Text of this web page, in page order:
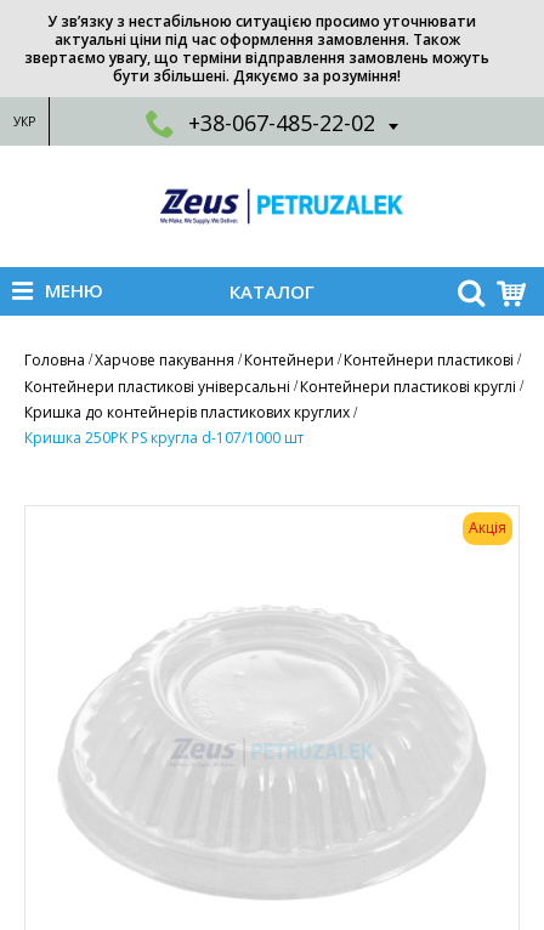
У зв’язку з нестабільною ситуацією просимо уточнювати
актуальні ціни під час оформлення замовлення. Також
звертаємо увагу, що терміни відправлення замовлень можуть
бути збільшені. Дякуємо за розуміння!
УКР +38-067-485-22-02
МЕНЮ КАТАЛОГ
Головна Харчове пакування Контейнери Контейнери пластикові
Контейнери пластикові універсальні Контейнери пластикові круглі
Кришка до контейнерів пластикових круглих
Кришка 250PK PS кругла d-107/1000 шт
Акція